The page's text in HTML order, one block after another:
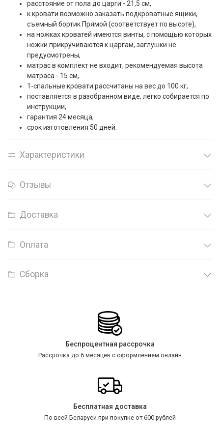
расстояние от пола до царги - 21,5 см,
к кровати возможно заказать подкроватные ящики,
съемный бортик Прямой (соответствует по высоте),
на ножках кроватей имеются винты, с помощью которых
ножки прикручиваются к царгам, заглушки не
предусмотрены,
матрас в комплект не входит, рекомендуемая высота
матраса - 15 см,
1-спальные кровати рассчитаны на вес до 100 кг,
поставляется в разобранном виде, легко собирается по
инструкции,
гарантия 24 месяца,
срок изготовления 50 дней.
Характеристики
Отзывы
Доставка
Оплата
Сборка
Беспроцентная рассрочка
Рассрочка до 6 месяцев с оформлением онлайн
Бесплатная доставка
По всей Беларуси при покупке от 600 рублей